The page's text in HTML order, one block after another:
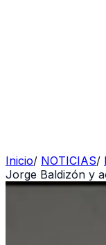
Inicio/ NOTICIAS/
Jorge Baldizón y